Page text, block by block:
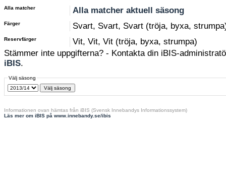
Alla matcher Alla matcher aktuell säsong
Färger Svart, Svart, Svart (tröja, byxa,
Reservfärger
Vit, Vit, Vit (tröja, byxa, strumpa)
Stämmer inte uppgifterna? - Kontakta din iBIS-
iBIS.
Välj säsong
Informationen ovan hämtas från iBIS (Svensk Innebandys Informationssystem)
Läs mer om iBIS på www.innebandy.se/ibis